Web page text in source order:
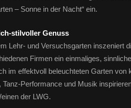
– Sonne in der Nacht“ ein.
stilvoller Genuss
Lehr- und Versuchsgarten inszeniert
Firmen ein einmaliges,
im effektvoll beleuchteten Garten
Tanz-Performance und Musik
der LWG.